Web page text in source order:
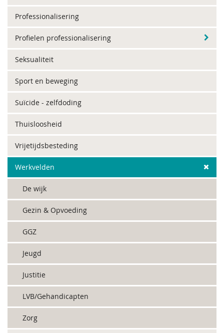
Professionalisering
Profielen professionalisering
Seksualiteit
Sport en beweging
Suïcide - zelfdoding
Thuisloosheid
Vrijetijdsbesteding
Werkvelden
De wijk
Gezin & Opvoeding
GGZ
Jeugd
Justitie
LVB/Gehandicapten
Zorg